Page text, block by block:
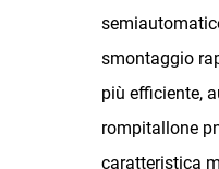
smontaggio
più efficiente,
rompitallone
caratteristica